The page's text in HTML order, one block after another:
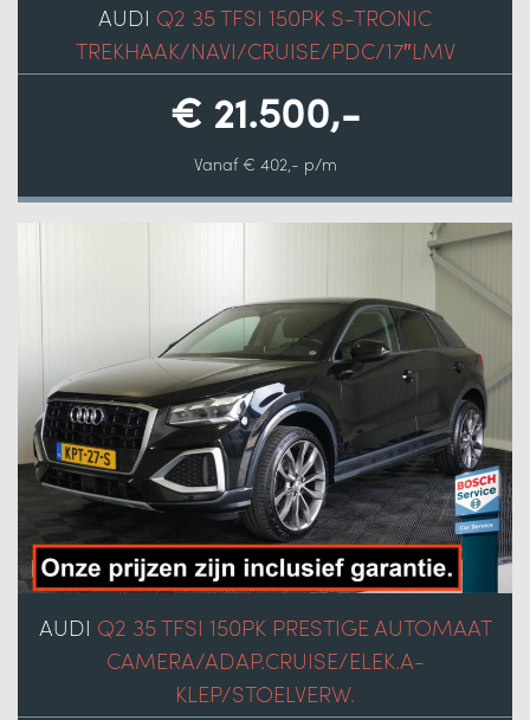
AUDI Q2 35 TFSI 150PK S-TRONIC
TREKHAAK/NAVI/CRUISE/PDC/17″LMV
€ 21.500,-
Vanaf € 402,- p/m
AUDI Q2 35 TFSI 150PK PRESTIGE AUTOMAAT
CAMERA/ADAP.CRUISE/ELEK.A-
KLEP/STOELVERW.